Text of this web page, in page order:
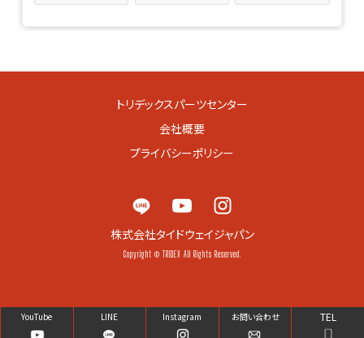
トリデックスパーツセンター
会社概要
プライバシーポリシー
株式会社タイドウェイジャパン
Copyright © TRIDEX All Rights Reserved.
YouTube LINE Instagram お問い合わせ TEL